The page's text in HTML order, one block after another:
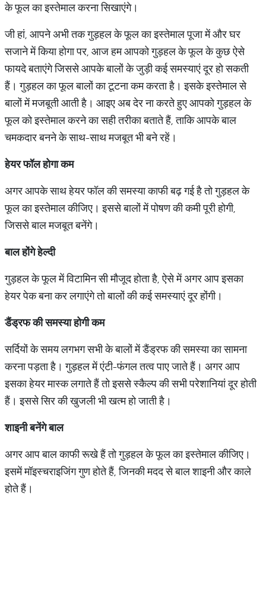
के फूल का इस्तेमाल करना सिखाएंगे।
जी हां, आपने अभी तक गुड़हल के फूल का इस्तेमाल पूजा में और घर
सजाने में किया होगा पर, आज हम आपको गुड़हल के फूल के कुछ ऐसे
फायदे बताएंगे जिससे आपके बालों के जुड़ी कई समस्याएं दूर हो सकती
हैं। गुड़हल का फूल बालों का टूटना कम करता है। इसके इस्तेमाल से
बालों में मजबूती आती है। आइए अब देर ना करते हुए आपको गुड़हल के
फूल को इस्तेमाल करने का सही तरीका बताते हैं, ताकि आपके बाल
चमकदार बनने के साथ-साथ मजबूत भी बने रहें।
हेयर फॉल होगा कम
अगर आपके साथ हेयर फॉल की समस्या काफी बढ़ गई है तो गुड़हल के
फूल का इस्तेमाल कीजिए। इससे बालों में पोषण की कमी पूरी होगी,
जिससे बाल मजबूत बनेंगे।
बाल होंगे हेल्दी
गुड़हल के फूल में विटामिन सी मौजूद होता है, ऐसे में अगर आप इसका
हेयर पेक बना कर लगाएंगे तो बालों की कई समस्याएं दूर होंगी।
डैंड्रफ की समस्या होगी कम
सर्दियों के समय लगभग सभी के बालों में डैंड्रफ की समस्या का सामना
करना पड़ता है। गुड़हल में एंटी-फंगल तत्व पाए जाते हैं। अगर आप
इसका हेयर मास्क लगाते हैं तो इससे स्कैल्प की सभी परेशानियां दूर होती
हैं। इससे सिर की खुजली भी खत्म हो जाती है।
शाइनी बनेंगे बाल
अगर आप बाल काफी रूखे हैं तो गुड़हल के फूल का इस्तेमाल कीजिए।
इसमें मॉइस्चराइजिंग गुण होते हैं, जिनकी मदद से बाल शाइनी और काले
होते हैं।